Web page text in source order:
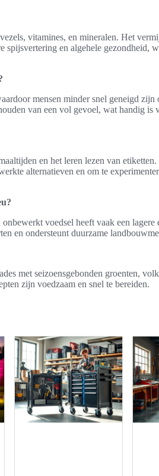
vitamines, en mineralen. Het
spijsvertering en algehele gezondheid,
mensen minder snel geneigd zijn
van een vol gevoel, wat handig is
en het leren lezen van
alternatieven en om te
voedsel heeft vaak een lagere
en ondersteunt duurzame
met seizoensgebonden groenten,
zijn voedzaam en snel te bereiden.